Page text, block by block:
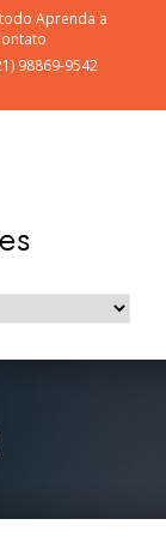
Aprenda a
98869-9542